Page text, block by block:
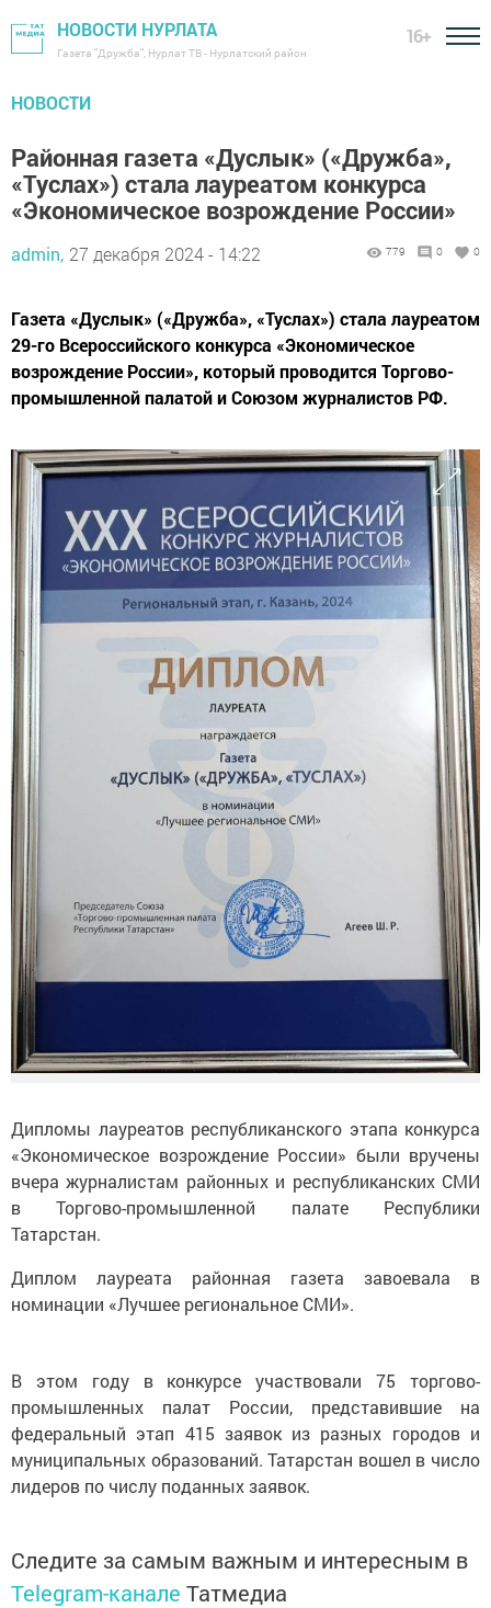
НОВОСТИ НУРЛАТА
Газета "Дружба", Нурлат ТВ - Нурлатский район
16+
НОВОСТИ
Районная газета «Дуслык» («Дружба»,
«Туслах») стала лауреатом конкурса
«Экономическое возрождение России»
admin, 27 декабря 2024 - 14:22 779 0 0
Газета «Дуслык» («Дружба», «Туслах») стала лауреатом
29-го Всероссийского конкурса «Экономическое
возрождение России», который проводится Торгово-
промышленной палатой и Союзом журналистов РФ.
Дипломы лауреатов республиканского этапа конкурса
«Экономическое возрождение России» были вручены
вчера журналистам районных и республиканских СМИ
в Торгово-промышленной палате Республики
Татарстан.
Диплом лауреата районная газета завоевала в
номинации «Лучшее региональное СМИ».
В этом году в конкурсе участвовали 75 торгово-
промышленных палат России, представившие на
федеральный этап 415 заявок из разных городов и
муниципальных образований. Татарстан вошел в число
лидеров по числу поданных заявок.
Следите за самым важным и интересным в
Telegram-канале Татмедиа